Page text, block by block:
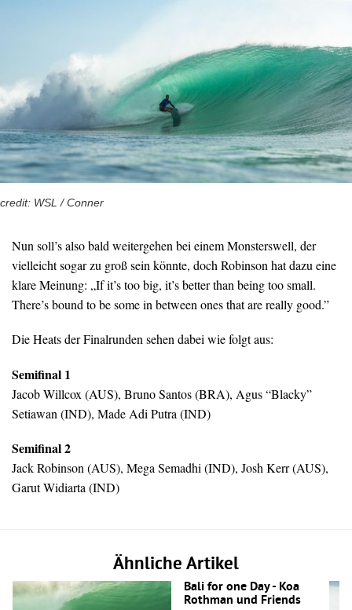
credit: WSL / Conner
Nun soll’s also bald weitergehen bei einem Monsterswell, der
vielleicht sogar zu groß sein könnte, doch Robinson hat dazu eine
klare Meinung: „If it’s too big, it’s better than being too small.
There’s bound to be some in between ones that are really good.”
Die Heats der Finalrunden sehen dabei wie folgt aus:
Semifinal 1
Jacob Willcox (AUS), Bruno Santos (BRA), Agus “Blacky”
Setiawan (IND), Made Adi Putra (IND)
Semifinal 2
Jack Robinson (AUS), Mega Semadhi (IND), Josh Kerr (AUS),
Garut Widiarta (IND)
Ähnliche Artikel
Bali for one Day - Koa
Rothman und Friends